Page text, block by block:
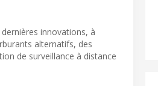
innovations, à
alternatifs, des
de surveillance à distance